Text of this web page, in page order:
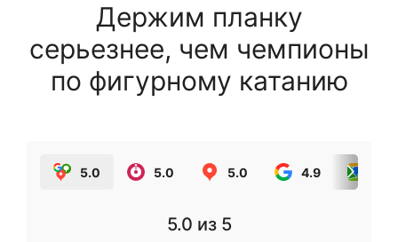
Держим планку
серьезнее, чем чемпионы
по фигурному катанию
5.0 5.0 5.0 4.9
5.0 из 5